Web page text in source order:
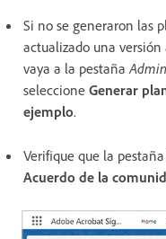
Si no se generaron las
actualizado una
vaya a la pestaña
seleccione Generar
ejemplo.
Verifique que la pestaña
Acuerdo de la